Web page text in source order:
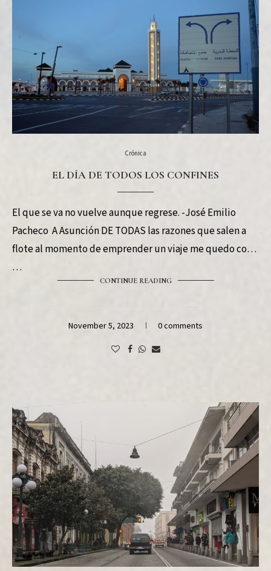
Crónica
EL DÍA DE TODOS LOS CONFINES
El que se va no vuelve aunque regrese. -José Emilio
Pacheco A Asunción DE TODAS las razones que salen a
flote al momento de emprender un viaje me quedo con
…
CONTINUE READING
November 5, 2023 0 comments